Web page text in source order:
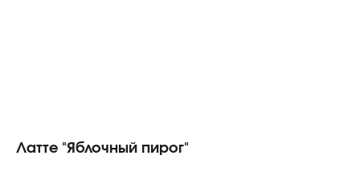
Латте "Яблочный пирог"